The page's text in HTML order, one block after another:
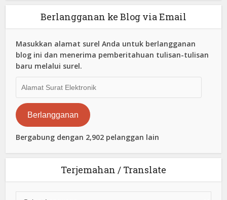
Berlangganan ke Blog via Email
Masukkan alamat surel Anda untuk berlangganan
blog ini dan menerima pemberitahuan tulisan-tulisan
baru melalui surel.
Surat
Elektronik
Berlangganan
Bergabung dengan 2,902 pelanggan lain
Terjemahan / Translate